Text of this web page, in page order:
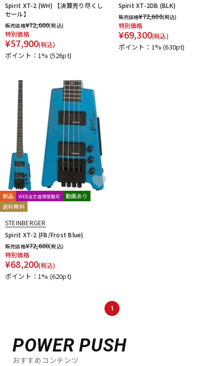
Spirit XT-2 (WH) 【決算売り尽くし
セール】
販売価格¥72,600(税込)
特別価格
¥57,900(税込)
ポイント：1% (526pt)
Spirit XT-2DB (BLK)
販売価格¥72,600(税込)
特別価格
¥69,300(税込)
ポイント：1%(630pt)
新品 WEB注文店頭受取可
動画あり
送料無料
STEINBERGER
Spirit XT-2 (FB/Frost Blue)
販売価格¥72,600(税込)
特別価格
¥68,200(税込)
ポイント：1% (620pt)
1
POWER PUSH
おすすめコンテンツ